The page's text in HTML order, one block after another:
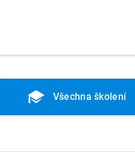
Všechna školení